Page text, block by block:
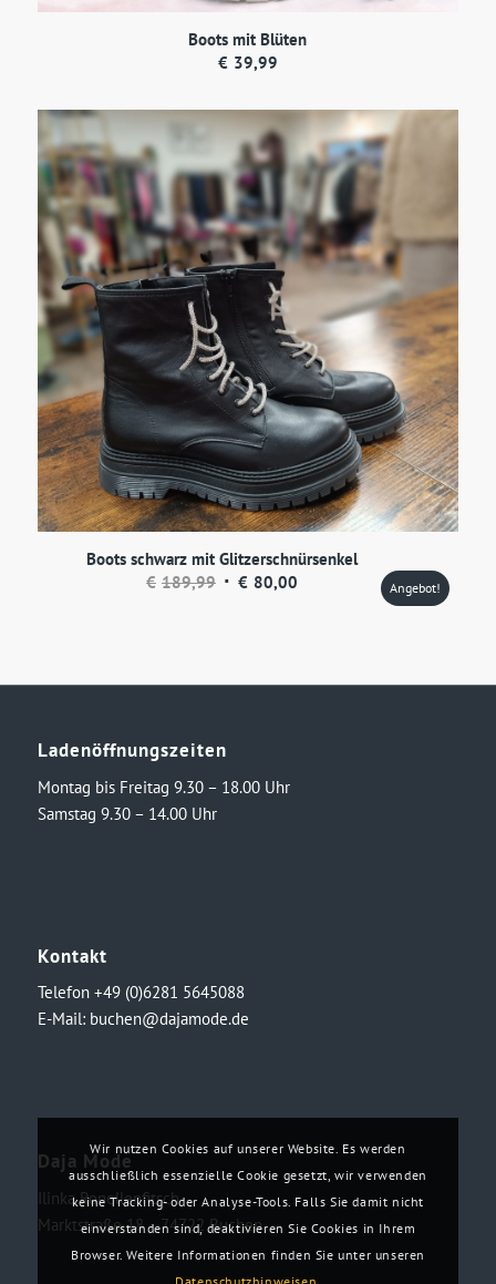
Boots mit Blüten
€ 39,99
Boots schwarz mit Glitzerschnürsenkel
€ 189,99 Ursprünglicher
€ 80,00Aktueller
Angebot!
Ladenöffnungszeiten
Montag bis Freitag 9.30 – 18.00 Uhr
Samstag 9.30 – 14.00 Uhr
Kontakt
Telefon +49 (0)6281 5645088
E-Mail: buchen@dajamode.de
Daja Mode
Ilinka Ronellenfitsch
Marktstraße 18・74722 Buchen
Wir nutzen Cookies auf unserer Website. Es werden
ausschließlich essenzielle Cookie gesetzt, wir verwenden
keine Tracking- oder Analyse-Tools. Falls Sie damit nicht
einverstanden sind, deaktivieren Sie Cookies in Ihrem
Browser. Weitere Informationen finden Sie unter unseren